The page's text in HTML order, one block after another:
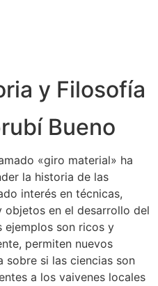
y Filosofía
Bueno
«giro material» ha
la historia de las
interés en técnicas,
en el desarrollo del
son ricos y
permiten nuevos
sobre si las ciencias son
a los vaivenes locales